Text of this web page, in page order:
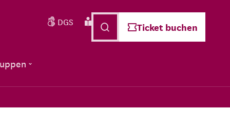
DGS Leichte Sprache Deutsch
Ticket buchen